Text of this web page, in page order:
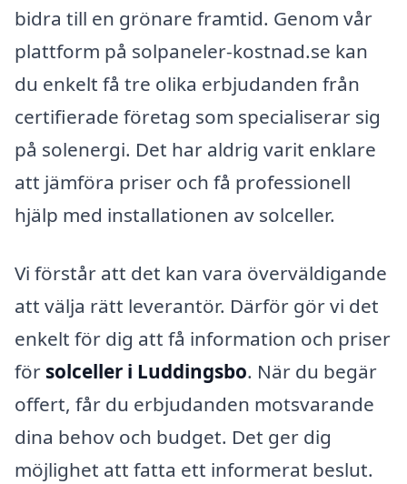
bidra till en grönare framtid. Genom vår
plattform på solpaneler-kostnad.se kan
du enkelt få tre olika erbjudanden från
certifierade företag som specialiserar sig
på solenergi. Det har aldrig varit enklare
att jämföra priser och få professionell
hjälp med installationen av solceller.
Vi förstår att det kan vara överväldigande
att välja rätt leverantör. Därför gör vi det
enkelt för dig att få information och priser
för solceller i Luddingsbo. När du begär
offert, får du erbjudanden motsvarande
dina behov och budget. Det ger dig
möjlighet att fatta ett informerat beslut.